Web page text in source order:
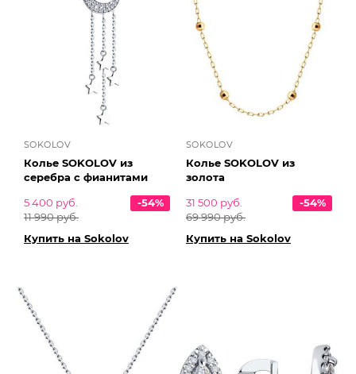
SOKOLOV
Колье SOKOLOV из
серебра с фианитами
5 400 руб.
11 990 руб.
-54%
Купить на Sokolov
SOKOLOV
Колье SOKOLOV из
золота
31 500 руб.
69 990 руб.
-54%
Купить на Sokolov